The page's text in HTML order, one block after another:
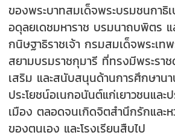
ของพระบาทสมเด็จพระบรมชนกาธิ
อดุลยเดชมหาราช บรมนาถบพิตร แ
กนิษฐาธิราชเจ้า กรมสมเด็จพระเท
สยามบรมราชกุมารี ที่ทรงมีพระรา
เสริม และสนับสนุนด้านการศึกษาน
ประโยชน์อเนกอนันต์แก่เยาวชนและ
เมือง ตลอดจนเกิดจิตสำนึกรักและ
ของตนเอง และโรงเรียนสืบไป